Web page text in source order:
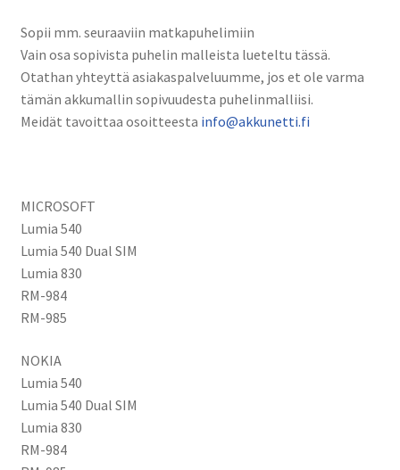
Sopii mm. seuraaviin matkapuhelimiin
Vain osa sopivista puhelin malleista lueteltu tässä.
Otathan yhteyttä asiakaspalveluumme, jos et ole varma
tämän akkumallin sopivuudesta puhelinmalliisi.
Meidät tavoittaa osoitteesta info@akkunetti.fi
MICROSOFT
Lumia 540
Lumia 540 Dual SIM
Lumia 830
RM-984
RM-985
NOKIA
Lumia 540
Lumia 540 Dual SIM
Lumia 830
RM-984